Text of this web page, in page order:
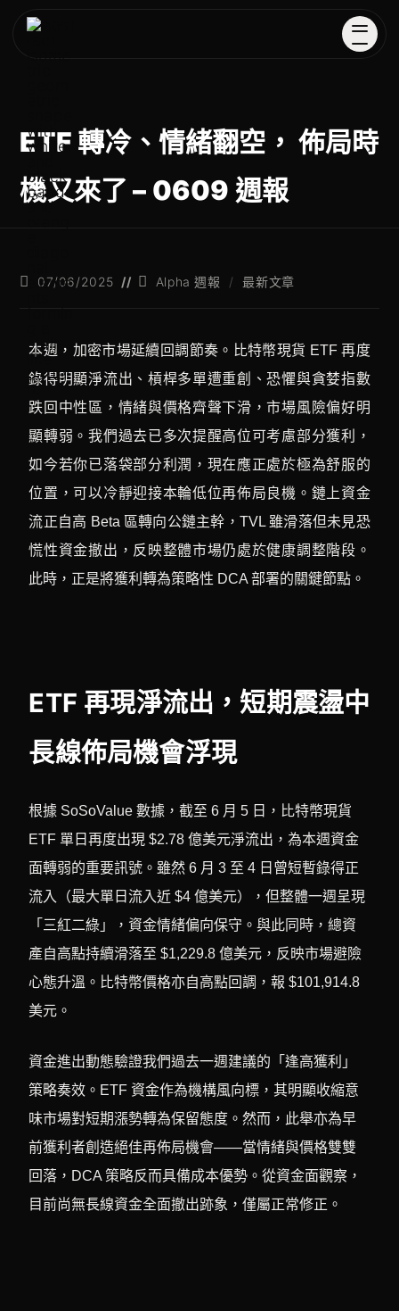
ETF 轉冷、情緒翻空， 佈局時
機又來了 – 0609 週報
07/06/2025 Alpha 週報 / 最新文章
本週，加密市場延續回調節奏。比特幣現貨 ETF 再度
錄得明顯淨流出、槓桿多單遭重創、恐懼與貪婪指數
跌回中性區，情緒與價格齊聲下滑，市場風險偏好明
顯轉弱。我們過去已多次提醒高位可考慮部分獲利，
如今若你已落袋部分利潤，現在應正處於極為舒服的
位置，可以冷靜迎接本輪低位再佈局良機。鏈上資金
流正自高 Beta 區轉向公鏈主幹，TVL 雖滑落但未見恐
慌性資金撤出，反映整體市場仍處於健康調整階段。
此時，正是將獲利轉為策略性 DCA 部署的關鍵節點。
ETF 再現淨流出，短期震盪中
長線佈局機會浮現
根據 SoSoValue 數據，截至 6 月 5 日，比特幣現貨
ETF 單日再度出現 $2.78 億美元淨流出，為本週資金
面轉弱的重要訊號。雖然 6 月 3 至 4 日曾短暫錄得正
流入（最大單日流入近 $4 億美元），但整體一週呈現
「三紅二綠」，資金情緒偏向保守。與此同時，總資
產自高點持續滑落至 $1,229.8 億美元，反映市場避險
心態升溫。比特幣價格亦自高點回調，報 $101,914.8
美元。
資金進出動態驗證我們過去一週建議的「逢高獲利」
策略奏效。ETF 資金作為機構風向標，其明顯收縮意
味市場對短期漲勢轉為保留態度。然而，此舉亦為早
前獲利者創造絕佳再佈局機會——當情緒與價格雙雙
回落，DCA 策略反而具備成本優勢。從資金面觀察，
目前尚無長線資金全面撤出跡象，僅屬正常修正。